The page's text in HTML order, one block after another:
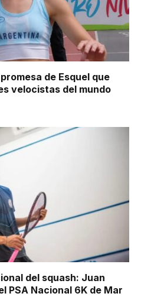
de Esquel que
velocistas del mundo
del squash: Juan
PSA Nacional 6K de Mar